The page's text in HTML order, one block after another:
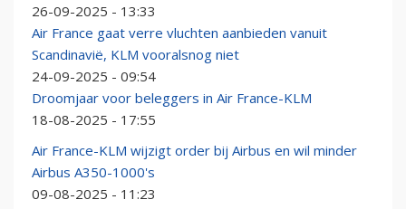
26-09-2025 - 13:33
Air France gaat verre vluchten aanbieden vanuit
Scandinavië, KLM vooralsnog niet
24-09-2025 - 09:54
Droomjaar voor beleggers in Air France-KLM
18-08-2025 - 17:55
Air France-KLM wijzigt order bij Airbus en wil minder
Airbus A350-1000's
09-08-2025 - 11:23